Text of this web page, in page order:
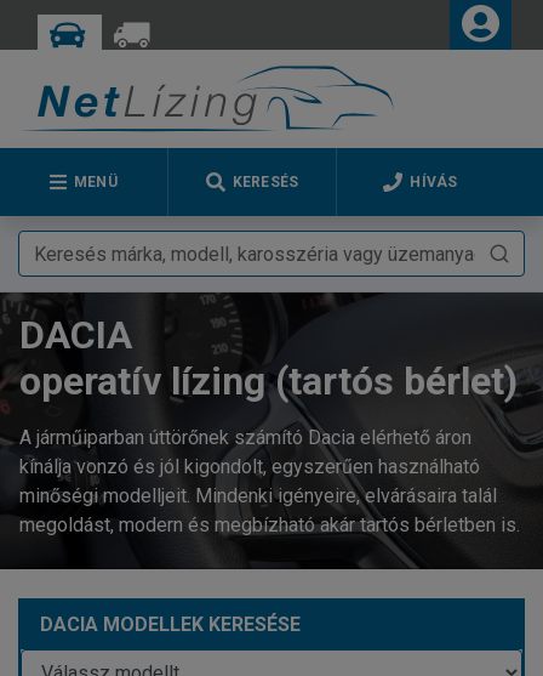
MENÜ KERESÉS HÍVÁS
DACIA
operatív lízing (tartós bérlet)
A járműiparban úttörőnek számító Dacia elérhető áron
kínálja vonzó és jól kigondolt, egyszerűen használható
minőségi modelljeit. Mindenki igényeire, elvárásaira talál
megoldást, modern és megbízható akár tartós bérletben is.
DACIA MODELLEK KERESÉSE